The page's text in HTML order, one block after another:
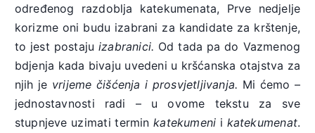
određenog razdoblja katekumenata, Prve nedjelje
korizme oni budu izabrani za kandidate za krštenje,
to jest postaju izabranici. Od tada pa do Vazmenog
bdjenja kada bivaju uvedeni u kršćanska otajstva za
njih je vrijeme čišćenja i prosvjetljivanja. Mi ćemo –
jednostavnosti radi – u ovome tekstu za sve
stupnjeve uzimati terminkatekumeni i katekumenat.